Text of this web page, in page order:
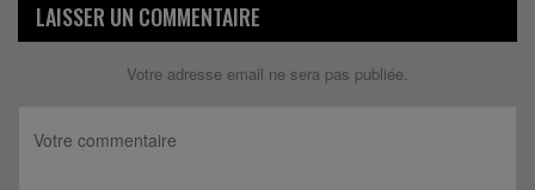
LAISSER UN COMMENTAIRE
Votre adresse email ne sera pas publiée.